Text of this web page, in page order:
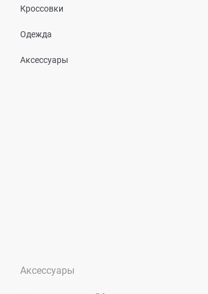
Кроссовки
Одежда
Аксессуары
Аксессуары